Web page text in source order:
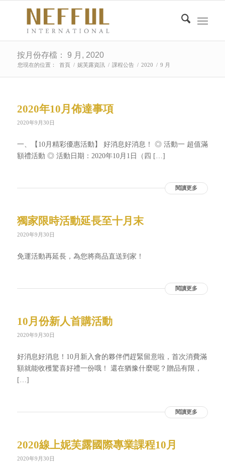
按月份存檔： 9 月, 2020
您現在的位置： 首頁 / 妮芙露資訊 / 課程公告 / 2020 / 9 月
2020年10月佈達事項
2020年9月30日
一、【10月精彩優惠活動】 好消息好消息！ ◎ 活動一 超值滿
額禮活動 ◎ 活動日期：2020年10月1日（四 […]
閱讀更多
獨家限時活動延長至十月末
2020年9月30日
免運活動再延長，為您將商品直送到家！
閱讀更多
10月份新人首購活動
2020年9月30日
好消息好消息！10月新入會的夥伴們趕緊留意啦，首次消費滿
額就能收穫驚喜好禮一份哦！ 還在猶豫什麼呢？贈品有限，
[…]
閱讀更多
2020線上妮芙露國際專業課程10月
2020年9月30日